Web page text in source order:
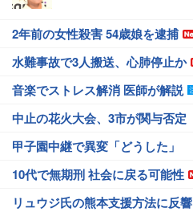
2年前の女性殺害 54歳娘を逮捕
水難事故で3人搬送、心肺停止か
音楽でストレス解消 医師が解説
中止の花火大会、3市が関与否定
甲子園中継で異変「どうした」
10代で無期刑 社会に戻る可能性
リュウジ氏の熊本支援方法に反響